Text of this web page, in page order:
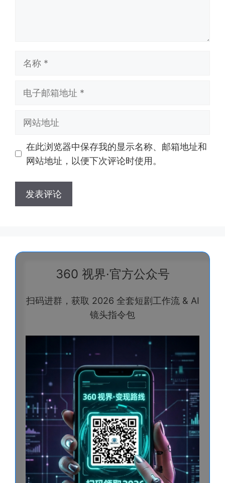
址
址
在此浏览器中保存我的显示名称、邮箱地址和
网站地址，以便下次评论时使用。
360 视界·官方公众号
扫码进群，获取 2026 全套短剧工作流 & AI
镜头指令包